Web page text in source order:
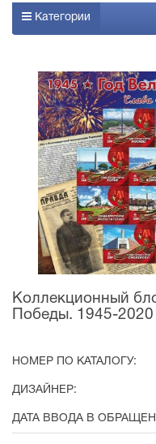
Категории
Коллекционный
Победы. 1945-2020
НОМЕР ПО КАТАЛОГУ:
ДИЗАЙНЕР:
ДАТА ВВОДА В